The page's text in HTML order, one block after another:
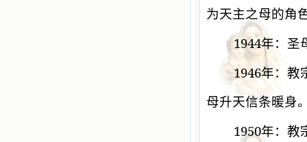
为天主之母的角
1944年：圣
1946年：教
母升天信条暖身
1950年：教